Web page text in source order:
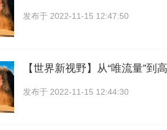
发布于 2022-11-15 12:47:50
【世界新视野】从“唯流量”到
发布于 2022-11-15 12:44:30